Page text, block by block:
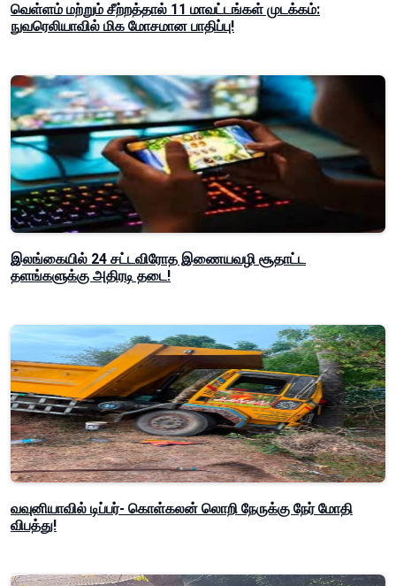
வெள்ளம் மற்றும் சீற்றத்தால் 11 மாவட்டங்கள் முடக்கம்:
நுவரெலியாவில் மிக மோசமான பாதிப்பு!
இலங்கையில் 24 சட்டவிரோத இணையவழி சூதாட்ட
தளங்களுக்கு அதிரடி தடை!
வவுனியாவில் டிப்பர்- கொள்கலன் லொறி நேருக்கு நேர் மோதி
விபத்து!